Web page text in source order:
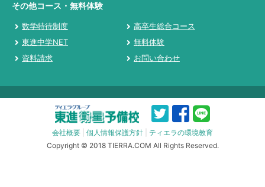
その他コース・無料体験
数学特待制度
高卒生総合コース
東進中学NET
無料体験
資料請求
お問い合わせ
会社概要 個人情報保護方針
ティエラの環境教育
Copyright © 2018 TIERRA.COM All Rights Reserved.